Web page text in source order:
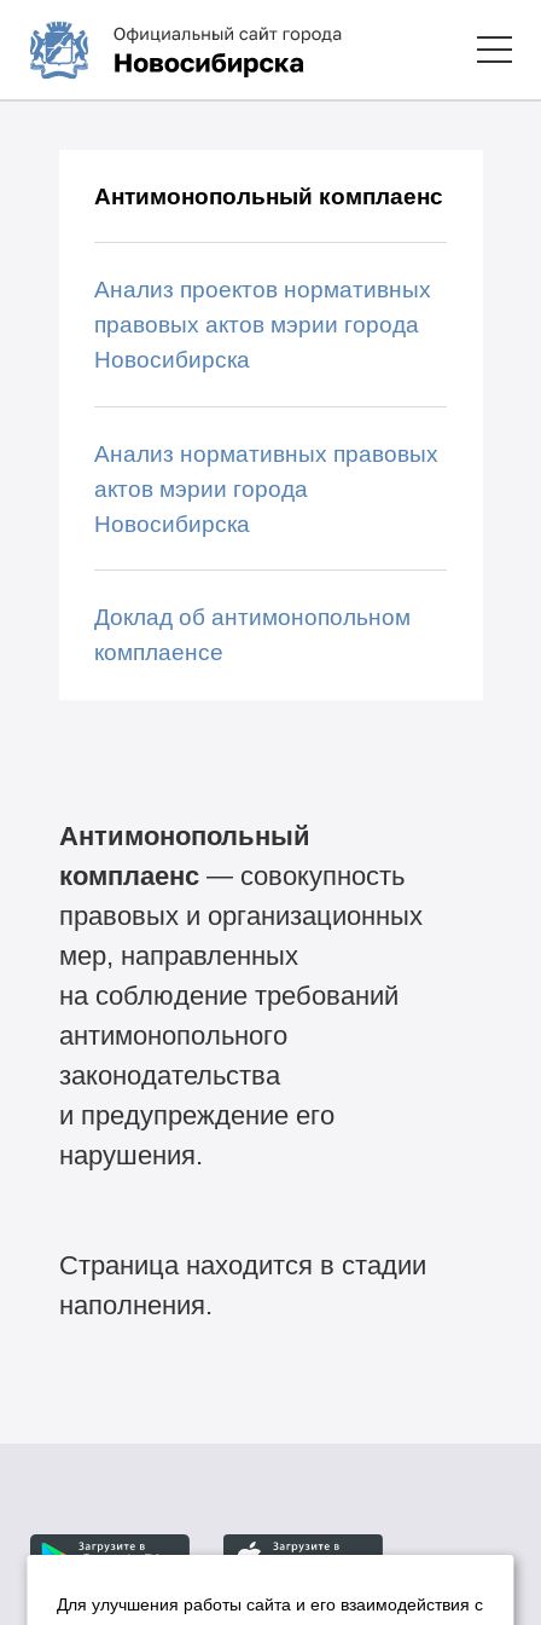
Антимонопольный комплаенс
Анализ проектов нормативных
правовых актов мэрии города
Новосибирска
Анализ нормативных правовых
актов мэрии города
Новосибирска
Доклад об антимонопольном
комплаенсе
Антимонопольный
комплаенс— совокупность
правовых и организационных
мер, направленных
на соблюдение требований
антимонопольного
законодательства
и предупреждение его
нарушения.
Страница находится в стадии
наполнения.
Для улучшения работы сайта и его взаимодействия с